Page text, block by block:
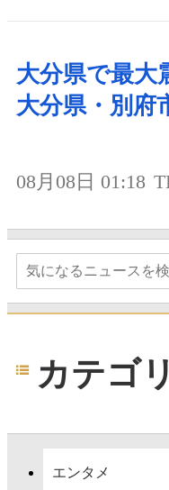
大分県で最
大分県・別府
08月08日 01:18
カテゴ
エンタメ